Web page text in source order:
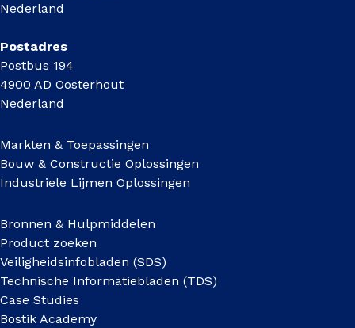
Nederland
Postadres
Postbus 194
4900 AD Oosterhout
Nederland
Markten & Toepassingen
Bouw & Constructie Oplossingen
Industriele Lijmen Oplossingen
Bronnen & Hulpmiddelen
Product zoeken
Veiligheidsinfobladen (SDS)
Technische Informatiebladen (TDS)
Case Studies
Bostik Academy